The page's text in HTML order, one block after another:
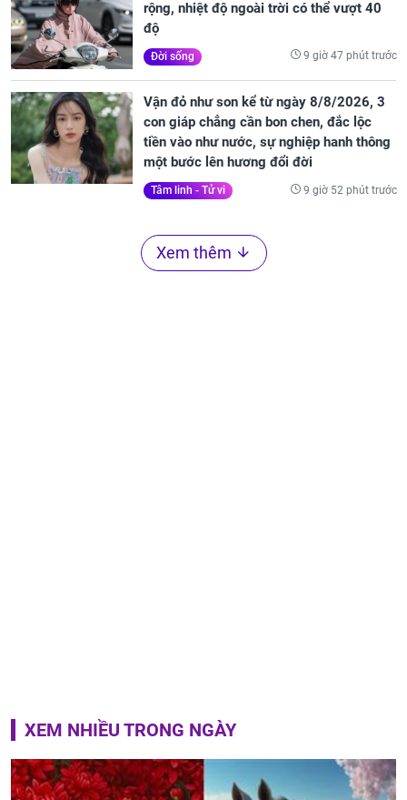
rộng, nhiệt độ ngoài trời có thể vượt 40
độ
Đời sống 9 giờ 47 phút trước
Vận đỏ như son kể từ ngày 8/8/2026, 3
con giáp chẳng cần bon chen, đắc lộc
tiền vào như nước, sự nghiệp hanh thông
một bước lên hương đổi đời
Tâm linh - Tử vi 9 giờ 52 phút trước
Xem thêm
XEM NHIỀU TRONG NGÀY